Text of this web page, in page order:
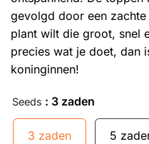
gevolgd door een
plant wilt die groot, snel
precies wat je doet, dan
koninginnen!
Seeds : 3 zaden
3 zaden 5